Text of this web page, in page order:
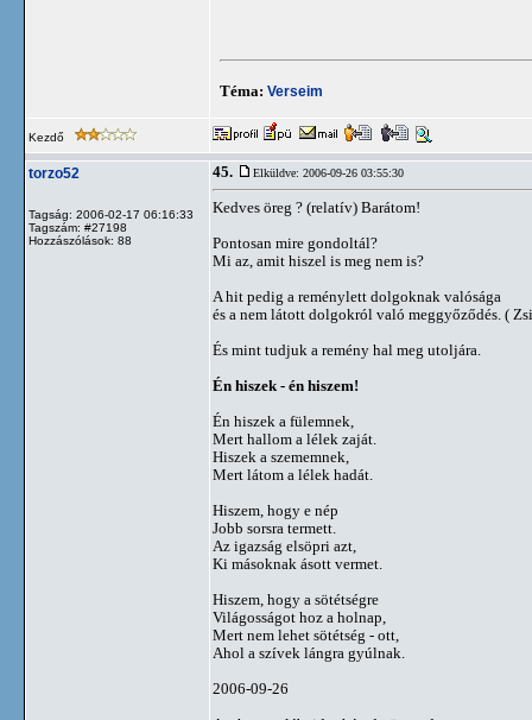
Téma: Verseim
Kezdő
torzo52
Tagság: 2006-02-17 06:16:33
Tagszám: #27198
Hozzászólások: 88
45. Elküldve: 2006-09-26 03:55:30
Kedves öreg ? (relatív) Barátom!
Pontosan mire gondoltál?
Mi az, amit hiszel is meg nem is?
A hit pedig a reménylett dolgoknak valósága
és a nem látott dolgokról való meggyőződés. (
És mint tudjuk a remény hal meg utoljára.
Én hiszek - én hiszem!
Én hiszek a fülemnek,
Mert hallom a lélek zaját.
Hiszek a szememnek,
Mert látom a lélek hadát.
Hiszem, hogy e nép
Jobb sorsra termett.
Az igazság elsöpri azt,
Ki másoknak ásott vermet.
Hiszem, hogy a sötétségre
Világosságot hoz a holnap,
Mert nem lehet sötétség - ott,
Ahol a szívek lángra gyúlnak.
2006-09-26